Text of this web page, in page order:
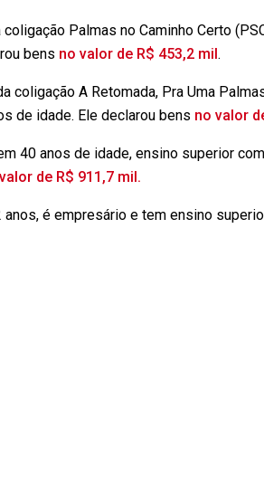
coligação Palmas no Caminho Certo
bens no valor de R$ 453,2 mil.
coligação A Retomada, Pra Uma
de idade. Ele declarou bens no valor
40 anos de idade, ensino superior
de R$ 911,7 mil.
é empresário e tem ensino